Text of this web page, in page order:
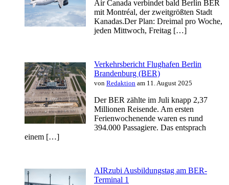
Air Canada verbindet bald Berlin BER
mit Montréal, der zweitgrößten Stadt
Kanadas.Der Plan: Dreimal pro Woche,
jeden Mittwoch, Freitag […]
Verkehrsbericht Flughafen Berlin
Brandenburg (BER)
von Redaktion am 11. August 2025
Der BER zählte im Juli knapp 2,37
Millionen Reisende. Am ersten
Ferienwochenende waren es rund
394.000 Passagiere. Das entsprach
einem […]
AIRzubi Ausbildungstag am BER-
Terminal 1